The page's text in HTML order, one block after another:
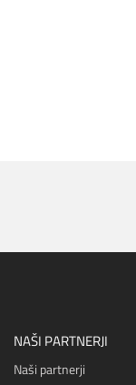
NAŠI PARTNERJI
Naši partnerji